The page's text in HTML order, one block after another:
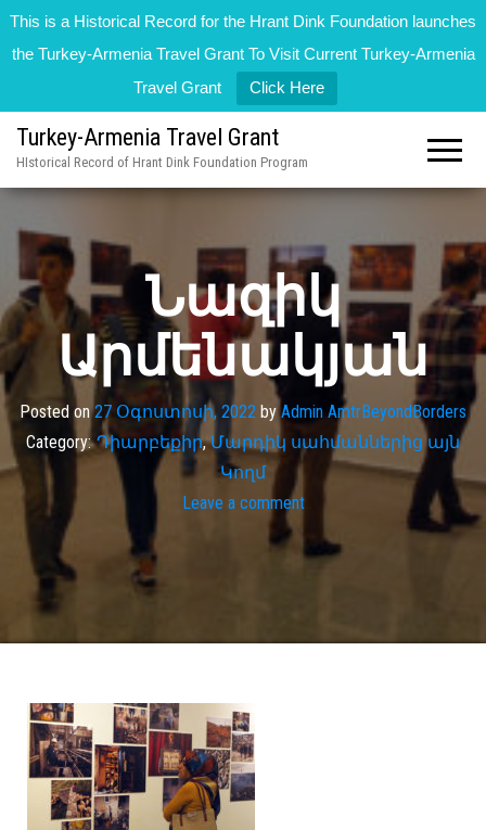
This is a Historical Record for the Hrant Dink Foundation launches
the Turkey-Armenia Travel Grant To Visit Current Turkey-Armenia
Travel Grant
Click Here
Turkey-Armenia Travel Grant
HIstorical Record of Hrant Dink Foundation Program
Նազիկ
Արմենակյան
Posted on27 Օգոստոսի, 2022 by Admin AmtrBeyondBorders
Category: Դիարբեքիր,Մարդիկ սահմաններից այն
Կողմ
Leave a comment